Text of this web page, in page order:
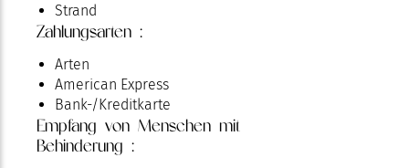
Strand
Terrasse
Zahlungsarten :
Arten
American Express
Bank-/Kreditkarte
Empfang von Menschen mit
Behinderung :